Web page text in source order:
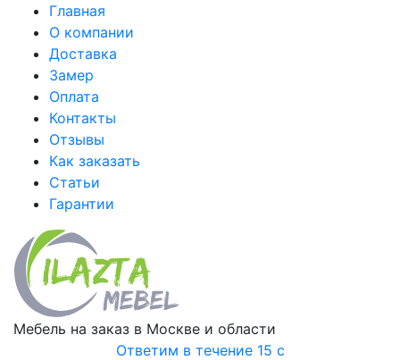
Главная
О компании
Доставка
Замер
Оплата
Контакты
Отзывы
Как заказать
Статьи
Гарантии
Мебель на заказ в Москве и области
Ответим в течение 15 с